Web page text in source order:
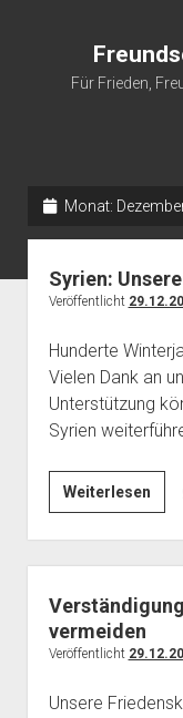
Für Frieden,
Monat:
Syrien:
Veröffentlicht
Hunderte
Vielen Dank an
Unterstützung
Syrien
Weiterlesen
geht
vermeiden
Veröffentlicht
Unsere